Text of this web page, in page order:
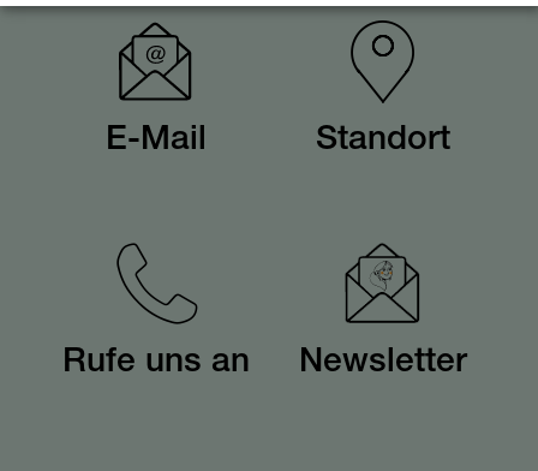
E-Mail Standort
Rufe uns an Newsletter